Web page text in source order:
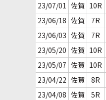
23/07/01 佐賀 10R
23/06/18 佐賀 7R
23/06/03 佐賀 7R
23/05/20 佐賀 10R
23/05/07 佐賀 10R
23/04/22 佐賀 8R
23/04/08 佐賀 5R